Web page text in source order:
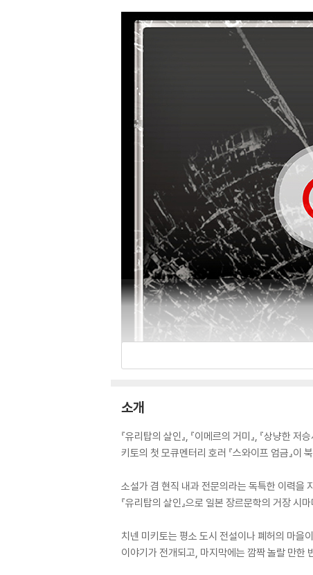
소개
『유리탑의 살인』, 『이메르의 거미』, 『상냥한
키토의 첫 모큐멘터리 호러 『스와이프 엄금』이
소설가 겸 현직 내과 전문의라는 독특한 이력을
『유리탑의 살인』으로 일본 장르문학의 거장
치넨 미키토는 평소 도시 전설이나 폐허의 마을
이야기가 전개되고, 마지막에는 깜짝 놀랄 만한